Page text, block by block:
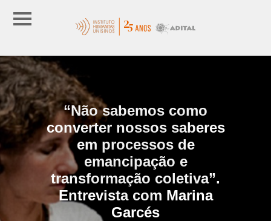
“Não sabemos como
converter nossos saberes
em processos de
emancipação e
transformação coletiva”.
Entrevista com Marina
Garcés